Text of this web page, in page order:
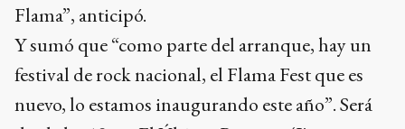
Flama”, anticipó.
Y sumó que “como parte del arranque, hay un
festival de rock nacional, el Flama Fest que es
nuevo, lo estamos inaugurando este año”. Será